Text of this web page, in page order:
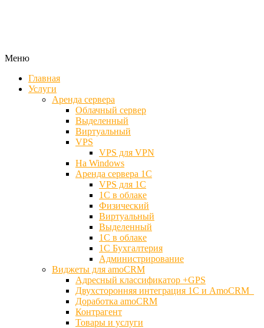
Меню
Главная
Услуги
Аренда сервера
Облачный сервер
Выделенный
Виртуальный
VPS
VPS для VPN
На Windows
Аренда сервера 1С
VPS для 1С
1С в облаке
Физический
Виртуальный
Выделенный
1С в облаке
1С Бухгалтерия
Администрирование
Виджеты для amoCRM
Адресный классификатор +GPS
Двухсторонняя интеграция 1С и AmoCRM
Доработка amoCRM
Контрагент
Товары и услуги